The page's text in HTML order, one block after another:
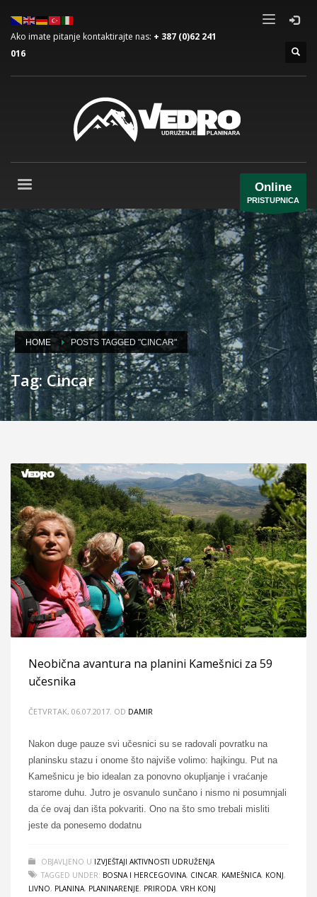
Ako imate pitanje kontaktirajte nas: + 387 (0)62 241
016
Online
PRISTUPNICA
HOME POSTS TAGGED "CINCAR"
Tag: Cincar
Neobična avantura na planini Kamešnici za 59
učesnika
ČETVRTAK, 06.07.2017. OD DAMIR
Nakon duge pauze svi učesnici su se radovali povratku na
planinsku stazu i onome što najviše volimo: hajkingu. Put na
Kamešnicu je bio idealan za ponovno okupljanje i vraćanje
starome duhu. Jutro je osvanulo sunčano i nismo ni posumnjali
da će ovaj dan išta pokvariti. Ono na što smo trebali misliti
jeste da ponesemo dodatnu
OBJAVLJENO U IZVJEŠTAJI AKTIVNOSTI UDRUŽENJA
TAGGED UNDER: BOSNA I HERCEGOVINA, CINCAR, KAMEŠNICA, KONJ,
LIVNO, PLANINA, PLANINARENJE, PRIRODA, VRH KONJ